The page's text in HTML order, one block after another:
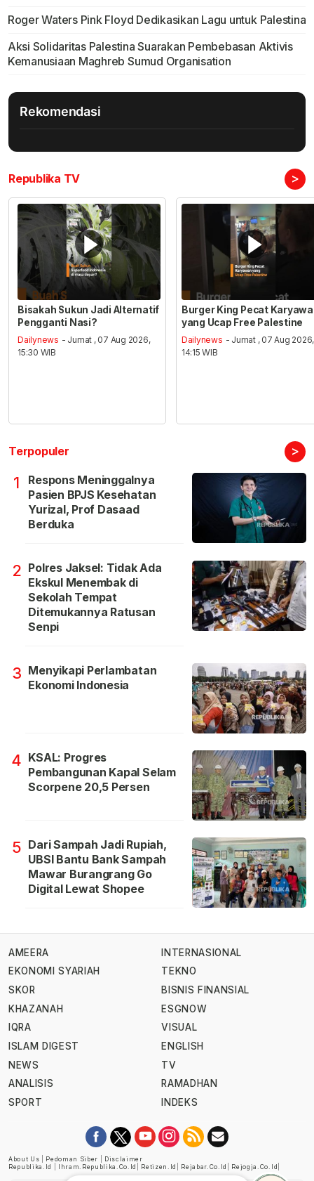
Roger Waters Pink Floyd Dedikasikan Lagu untuk Palestina
Aksi Solidaritas Palestina Suarakan Pembebasan Aktivis
Kemanusiaan Maghreb Sumud Organisation
Rekomendasi
Republika TV >
Bisakah Sukun Jadi Alternatif
Pengganti Nasi?
Dailynews - Jumat , 07 Aug 2026,
15:30 WIB
Burger King Pecat
yang Ucap Free Palestine
Dailynews - Jumat , 07 Aug 2026,
14:15 WIB
Terpopuler >
1
Respons Meninggalnya
Pasien BPJS Kesehatan
Yurizal, Prof Dasaad
Berduka
2 Polres Jaksel: Tidak Ada
Ekskul Menembak di
Sekolah Tempat
Ditemukannya Ratusan
Senpi
3 Menyikapi Perlambatan
Ekonomi Indonesia
4 KSAL: Progres
Pembangunan Kapal Selam
Scorpene 20,5 Persen
5 Dari Sampah Jadi Rupiah,
UBSI Bantu Bank Sampah
Mawar Burangrang Go
Digital Lewat Shopee
AMEERA
EKONOMI SYARIAH
SKOR
KHAZANAH
IQRA
ISLAM DIGEST
NEWS
ANALISIS
SPORT
INTERNASIONAL
TEKNO
BISNIS FINANSIAL
ESGNOW
VISUAL
ENGLISH
TV
RAMADHAN
INDEKS
About Us Pedoman Siber
Disclaimer
Republika.id
Ihram.republika.co.id Retizen.id Rejabar.co.id Rejogja.co.id